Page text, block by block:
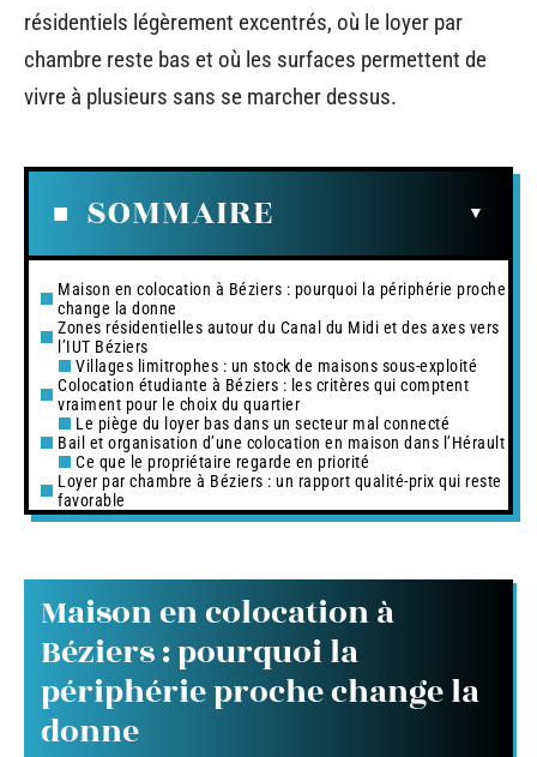
résidentiels légèrement excentrés, où le loyer par
chambre reste bas et où les surfaces permettent de
vivre à plusieurs sans se marcher dessus.
SOMMAIRE
Maison en colocation à Béziers : pourquoi la périphérie proche
change la donne
Zones résidentielles autour du Canal du Midi et des axes vers
l’IUT Béziers
Villages limitrophes : un stock de maisons sous-exploité
Colocation étudiante à Béziers : les critères qui comptent
vraiment pour le choix du quartier
Le piège du loyer bas dans un secteur mal connecté
Bail et organisation d’une colocation en maison dans l’Hérault
Ce que le propriétaire regarde en priorité
Loyer par chambre à Béziers : un rapport qualité-prix qui reste
favorable
Maison en colocation à
Béziers : pourquoi la
périphérie proche change la
donne